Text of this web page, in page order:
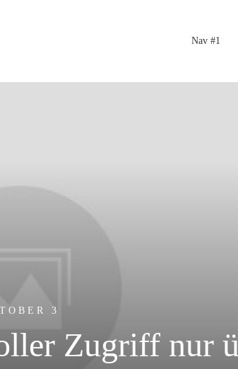
Nav #1
3
Zugriff nur